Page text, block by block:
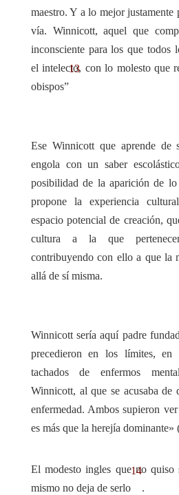
maestro. Y a lo mejor
vía. Winnicott, aquel que
inconsciente para los que todos
el intelecto, con lo molesto que
obispos”
13
Ese Winnicott que aprende de
engola con un saber
posibilidad de la aparición de
propone la experiencia
espacio potencial de creación,
cultura a la que
contribuyendo con ello a que la
allá de sí misma.
Winnicott sería aquí padre
precedieron en los límites, en
tachados de enfermos
Winnicott, al que se acusaba de
enfermedad. Ambos supieron
es más que la herejía dominante»
El modesto ingles que no
mismo no deja de serlo
14
.